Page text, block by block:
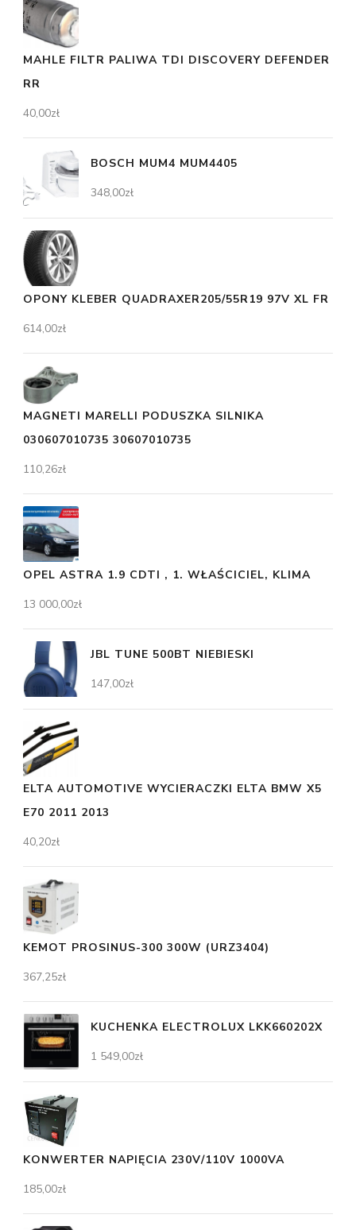
MAHLE FILTR PALIWA TDI DISCOVERY DEFENDER
RR
40,00zł
BOSCH MUM4 MUM4405
348,00zł
OPONY KLEBER QUADRAXER205/55R19 97V XL FR
614,00zł
MAGNETI MARELLI PODUSZKA SILNIKA
030607010735 30607010735
110,26zł
OPEL ASTRA 1.9 CDTI , 1. WŁAŚCICIEL, KLIMA
13 000,00zł
JBL TUNE 500BT NIEBIESKI
147,00zł
ELTA AUTOMOTIVE WYCIERACZKI ELTA BMW X5
E70 2011 2013
40,20zł
KEMOT PROSINUS-300 300W (URZ3404)
367,25zł
KUCHENKA ELECTROLUX LKK660202X
1 549,00zł
KONWERTER NAPIĘCIA 230V/110V 1000VA
185,00zł